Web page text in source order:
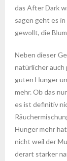
das After Dark
sagen geht es
gewollt, die
Neben dieser
natürlicher auch
guten Hunger
mehr. Ob das
es ist definitiv
Hunger mehr
nicht weil der
derart starker